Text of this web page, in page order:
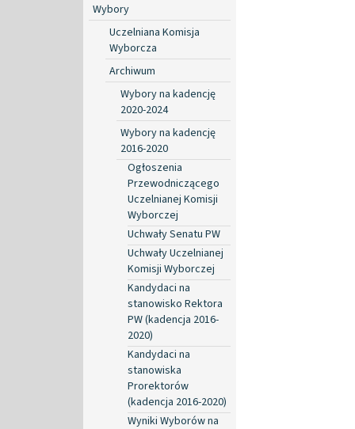
Wybory
Uczelniana Komisja
Wyborcza
Archiwum
Wybory na kadencję
2020-2024
Wybory na kadencję
2016-2020
Ogłoszenia
Przewodniczącego
Uczelnianej Komisji
Wyborczej
Uchwały Senatu PW
Uchwały Uczelnianej
Komisji Wyborczej
Kandydaci na
stanowisko Rektora
PW (kadencja 2016-
2020)
Kandydaci na
stanowiska
Prorektorów
(kadencja 2016-2020)
Wyniki Wyborów na